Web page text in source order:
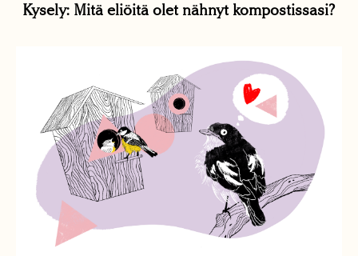
Kysely: Mitä eliöitä olet nähnyt kompostissasi?